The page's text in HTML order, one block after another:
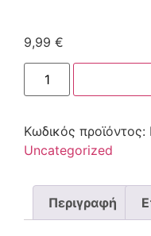
9,99 €
Κωδικός προϊόντος:
Uncategorized
Περιγραφή